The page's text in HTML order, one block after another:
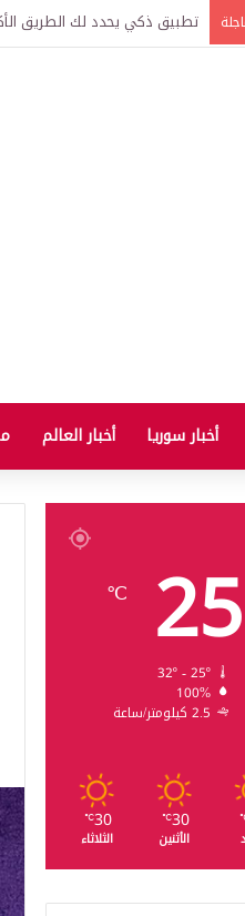
تركيا وسوريا توقعان اتفاقية
أخبار سوريا أخبار العالم
25
℃
32º - 25º
100%
2.5 كيلومتر/ساعة
30
℃
الأثنين
30
℃
الثلاثاء